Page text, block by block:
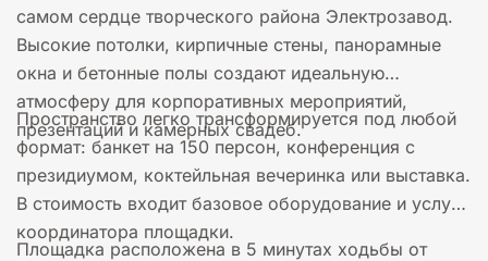
самом сердце творческого района Электрозавод.
Высокие потолки, кирпичные стены, панорамные
окна и бетонные полы создают идеальную
атмосферу для корпоративных мероприятий,
презентаций и камерных свадеб.
Пространство легко трансформируется под любой
формат: банкет на 150 персон, конференция с
президиумом, коктейльная вечеринка или выставка.
В стоимость входит базовое оборудование и услуги
координатора площадки.
Площадка расположена в 5 минутах ходьбы от